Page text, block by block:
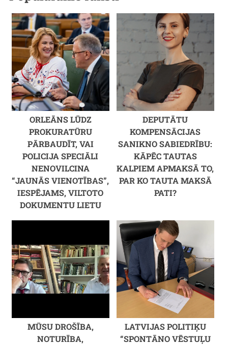
ORLEĀNS LŪDZ
PROKURATŪRU
PĀRBAUDĪT, VAI
POLICIJA SPECIĀLI
NENOVILCINA
“JAUNĀS VIENOTĪBAS”,
IESPĒJAMS, VILTOTO
DOKUMENTU LIETU
DEPUTĀTU
KOMPENSĀCIJAS
SANIKNO SABIEDRĪBU:
KĀPĒC TAUTAS
KALPIEM APMAKSĀ TO,
PAR KO TAUTA MAKSĀ
PATI?
MŪSU DROŠĪBA,
NOTURĪBA,
LATVIJAS POLITIĶU
“SPONTĀNO VĒSTUĻU